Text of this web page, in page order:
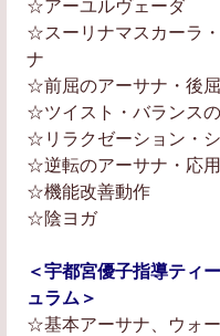
☆アーユルヴェーダ
☆スーリナマスカーラ
ナ
☆前屈のアーサナ・後
☆ツイスト・バランス
☆リラクゼーション・
☆逆転のアーサナ・応
☆機能改善動作
☆陰ヨガ
＜宇都宮優子指導ティ
ュラム＞
☆基本アーサナ、ウォ